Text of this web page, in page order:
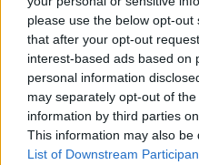
please use the below opt-
that after your opt-out
interest-based ads based on
personal information
may separately opt-out of
information by third parties
This information may also
List of Downstream
Po wypadku zablokowana jest
Pułankowicach (Lubelskie),
busem pasażerskim. Według
Dwie trafiły do szpitala -
Paweł Żurek